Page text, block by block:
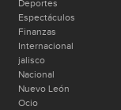
Deportes
Espectáculos
Finanzas
Internacional
jalisco
Nacional
Nuevo León
Ocio